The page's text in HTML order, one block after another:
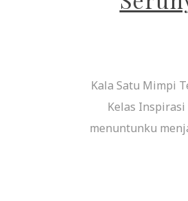
Kala Satu Mimpi
Kelas Inspirasi
menuntunku